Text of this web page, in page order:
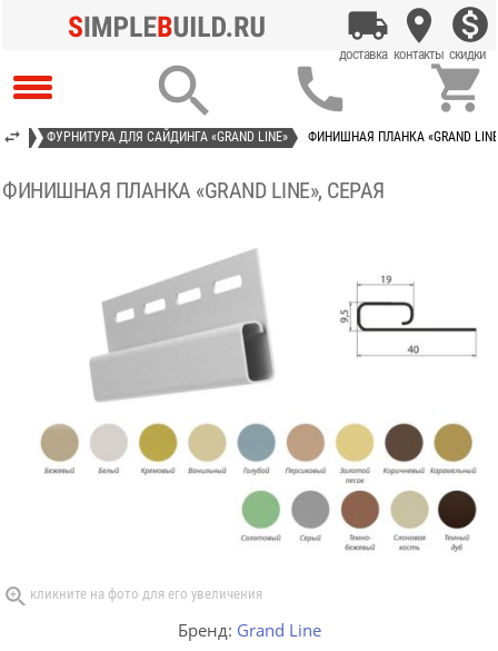
  
ФУРНИТУРА ДЛЯ САЙДИНГА «GRAND LINE» ФИНИШНАЯ ПЛАНКА «GRAND
ФИНИШНАЯ ПЛАНКА «GRAND LINE», СЕРАЯ
Бренд: Grand Line